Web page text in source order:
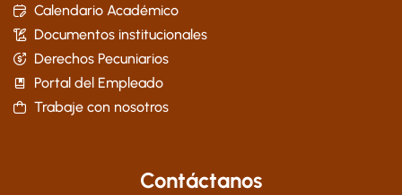
Calendario Académico
Documentos institucionales
Derechos Pecuniarios
Portal del Empleado
Trabaje con nosotros
Contáctanos